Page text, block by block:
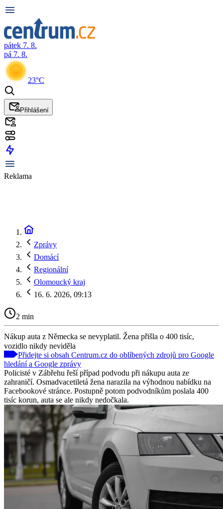
pátek 7. 8.
pá 7. 8.
23°C
Přihlášení
Reklama
Zprávy
Domácí
Regionální
Olomoucký kraj
16. 6. 2026, 09:13
2 min
Nákup auta z Německa se nevyplatil. Žena přišla o 400 tisíc,
vozidlo nikdy neviděla
Přidejte si obsah Centrum.cz do oblíbených zdrojů pro Google
hledání a Google zprávy
Policisté v Zábřehu řeší případ podvodu při nákupu auta ze
zahraničí. Osmadvacetiletá žena narazila na výhodnou nabídku na
Facebookové stránce. Postupně potom podvodníkům poslala 400
tisíc korun, auta se ale nikdy nedočkala.